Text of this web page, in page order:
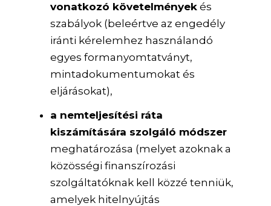
vonatkozó követelmények és
szabályok (beleértve az engedély
iránti kérelemhez használandó
egyes formanyomtatványt,
mintadokumentumokat és
eljárásokat),
a nemteljesítési ráta
kiszámítására szolgáló módszer
meghatározása (melyet azoknak a
közösségi finanszírozási
szolgáltatóknak kell közzé tenniük,
amelyek hitelnyújtás